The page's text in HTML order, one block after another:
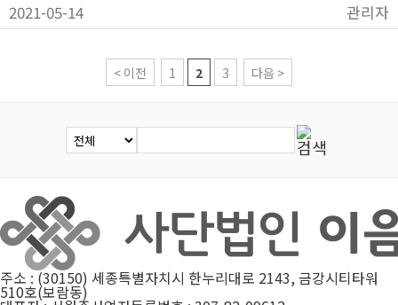
2021-05-14 관리자
< 이전 1 2 3 다음 >
주소 : (30150) 세종특별자치시 한누리대로 2143, 금강시티타워
510호(보람동)